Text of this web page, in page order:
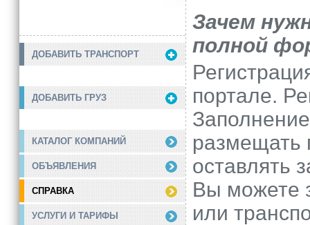
ДОБАВИТЬ ТРАНСПОРТ
ДОБАВИТЬ ГРУЗ
КАТАЛОГ КОМПАНИЙ
ОБЪЯВЛЕНИЯ
СПРАВКА
УСЛУГИ И ТАРИФЫ
Зачем
полной
портале.
размещать
оставлять
Вы можете
или